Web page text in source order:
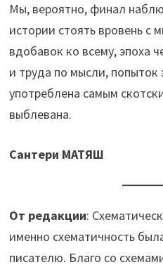
Мы, вероятно, финал
истории стоять вровень с
вдобавок ко всему, эпоха
и труда по мысли, попыток
употреблена самым
выблевана.
Сантери МАТЯШ
От редакции:
именно схематичность
писателю. Благо со